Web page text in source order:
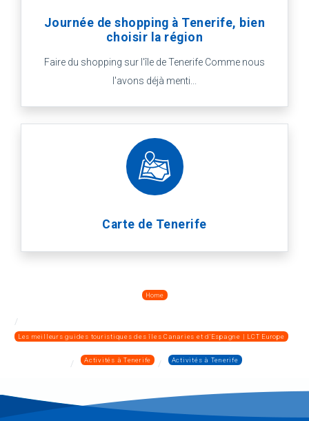
Journée de shopping à Tenerife, bien
choisir la région
Faire du shopping sur l'île de Tenerife Comme nous
l'avons déjà menti...
Carte de Tenerife
Home
Les meilleurs guides touristiques des îles Canaries et d'Espagne | LCT Europe
Activités à Tenerife Activités à Tenerife